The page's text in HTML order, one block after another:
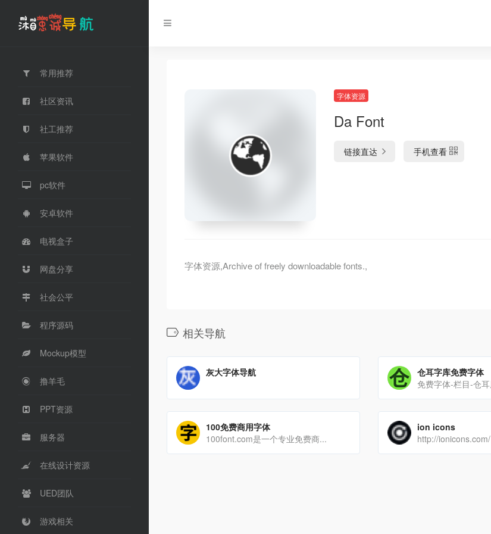
常用推荐
社区资讯
社工推荐
苹果软件
pc软件
安卓软件
电视盒子
网盘分享
社会公平
程序源码
Mockup模型
撸羊毛
PPT资源
服务器
在线设计资源
UED团队
游戏相关
字体资源
Da Font
链接直达 手机查看
字体资源,Archive of freely downloadable fonts.,
相关导航
灰大字体导航
仓耳字库免费字体
100免费商用字体
100font.com是一个专业免费商...
ion icons
http://ionicons.com/